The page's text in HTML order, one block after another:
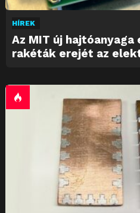
HÍREK
Az MIT új
rakéták erejét az